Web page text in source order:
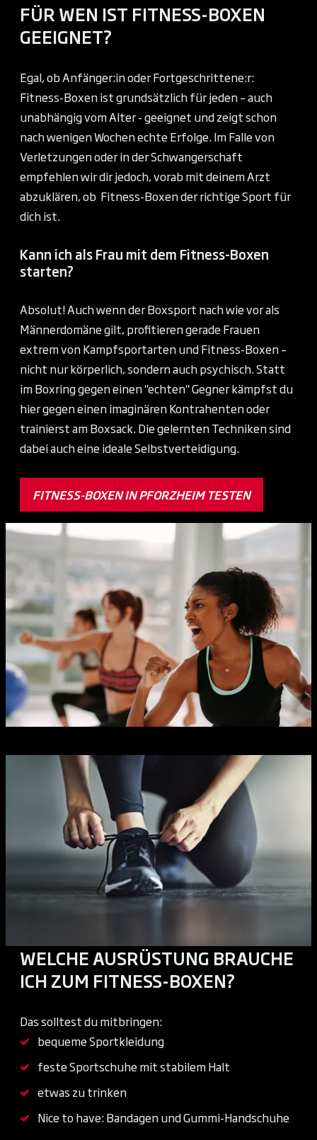
FÜR WEN IST FITNESS-BOXEN
GEEIGNET?
Egal, ob Anfänger:in oder Fortgeschrittene:r:
Fitness-Boxen ist grundsätzlich für jeden – auch
unabhängig vom Alter - geeignet und zeigt schon
nach wenigen Wochen echte Erfolge. Im Falle von
Verletzungen oder in der Schwangerschaft
empfehlen wir dir jedoch, vorab mit deinem Arzt
abzuklären, ob Fitness-Boxen der richtige Sport für
dich ist.
Kann ich als Frau mit dem Fitness-Boxen
starten?
Absolut! Auch wenn der Boxsport nach wie vor als
Männerdomäne gilt, profitieren gerade Frauen
extrem von Kampfsportarten und Fitness-Boxen –
nicht nur körperlich, sondern auch psychisch. Statt
im Boxring gegen einen "echten" Gegner kämpfst du
hier gegen einen imaginären Kontrahenten oder
trainierst am Boxsack. Die gelernten Techniken sind
dabei auch eine ideale Selbstverteidigung.
FITNESS-BOXEN IN PFORZHEIM TESTEN
WELCHE AUSRÜSTUNG BRAUCHE
ICH ZUM FITNESS-BOXEN?
Das solltest du mitbringen:
bequeme Sportkleidung
feste Sportschuhe mit stabilem Halt
etwas zu trinken
Nice to have: Bandagen und Gummi-Handschuhe